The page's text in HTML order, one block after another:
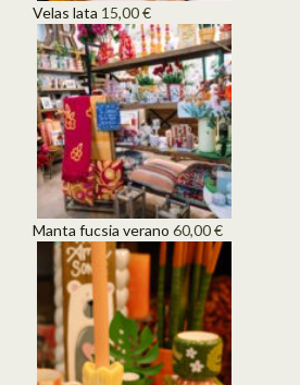
Velas lata 15,00€
Manta fucsia verano 60,00€